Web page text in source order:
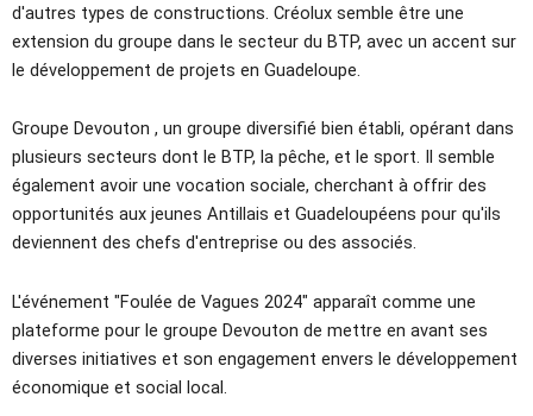
d'autres types de constructions. Créolux semble être une
extension du groupe dans le secteur du BTP, avec un accent sur
le développement de projets en Guadeloupe.
Groupe Devouton , un groupe diversifié bien établi, opérant dans
plusieurs secteurs dont le BTP, la pêche, et le sport. Il semble
également avoir une vocation sociale, cherchant à offrir des
opportunités aux jeunes Antillais et Guadeloupéens pour qu'ils
deviennent des chefs d'entreprise ou des associés.
L'événement "Foulée de Vagues 2024" apparaît comme une
plateforme pour le groupe Devouton de mettre en avant ses
diverses initiatives et son engagement envers le développement
économique et social local.